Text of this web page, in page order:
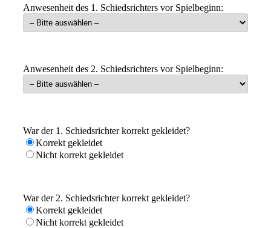
Anwesenheit des 1. Schiedsrichters vor Spielbeginn:
Anwesenheit des 2. Schiedsrichters vor Spielbeginn:
War der 1. Schiedsrichter korrekt gekleidet?
Korrekt gekleidet
Nicht korrekt gekleidet
War der 2. Schiedsrichter korrekt gekleidet?
Korrekt gekleidet
Nicht korrekt gekleidet